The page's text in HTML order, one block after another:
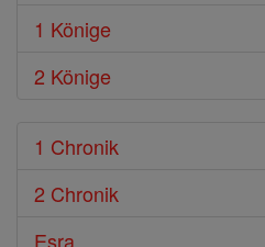
1 Könige
2 Könige
1 Chronik
2 Chronik
Esra